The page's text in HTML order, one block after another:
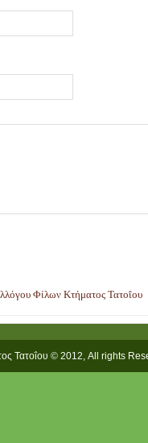
Φίλων Κτήματος Τατοΐου
Τατοΐου © 2012, All rights